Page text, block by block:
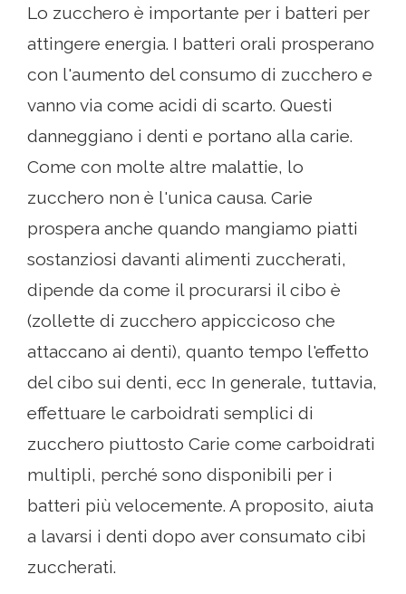
Lo zucchero è importante per i batteri per
attingere energia. I batteri orali prosperano
con l'aumento del consumo di zucchero e
vanno via come acidi di scarto. Questi
danneggiano i denti e portano alla carie.
Come con molte altre malattie, lo
zucchero non è l'unica causa. Carie
prospera anche quando mangiamo piatti
sostanziosi davanti alimenti zuccherati,
dipende da come il procurarsi il cibo è
(zollette di zucchero appiccicoso che
attaccano ai denti), quanto tempo l'effetto
del cibo sui denti, ecc In generale, tuttavia,
effettuare le carboidrati semplici di
zucchero piuttosto Carie come carboidrati
multipli, perché sono disponibili per i
batteri più velocemente. A proposito, aiuta
a lavarsi i denti dopo aver consumato cibi
zuccherati.